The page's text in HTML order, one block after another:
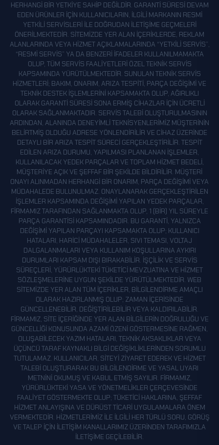
HERHANGI BIR YETKIYE SAHIP DEĞILDIR. GARANTI SÜRESI DEVAM
EDEN ÜRÜNLER IÇIN KULLANICILARIN, ILGILI MARKANIN RESMI
YETKILI SERVISLERI ILE DOĞRUDAN ILETIŞIME GEÇMELERI
ÖNERILMEKTEDIR. SITEMIZDE YER ALAN IÇERIKLERDE, REKLAM
ALANLARINDA VEYA HIZMET AÇIKLAMALARINDA “YETKILI SERVIS”,
“RESMI SERVIS” YA DA BENZERI IFADELER KULLANILMAMAKTA
OLUP, TÜM SERVIS FAALIYETLERI ÖZEL TEKNIK SERVIS
KAPSAMINDA YÜRÜTÜLMEKTEDIR. SUNULAN TEKNIK SERVIS
HIZMETLERI; BAKIM, ONARIM, ARIZA TESPITI, PARÇA DEĞIŞIMI VE
TEKNIK DESTEK IŞLEMLERINI KAPSAMAKTA OLUP, AĞIRLIKLI
OLARAK GARANTI SÜRESI SONA ERMIŞ CIHAZLAR IÇIN ÜCRETLI
OLARAK SAĞLANMAKTADIR. SERVIS TALEBI OLUŞTURULMASININ
ARDINDAN, ALANINDA DENEYIMLI TEKNISYENLERIMIZ MÜŞTERININ
BELIRTMIŞ OLDUĞU ADRESE YÖNLENDIRILIR VE CIHAZ ÜZERINDE
DETAYLI BIR ARIZA TESPIT SÜRECI GERÇEKLEŞTIRILIR. TESPIT
EDILEN ARIZA DURUMU, YAPILMASI PLANLANAN IŞLEMLER,
KULLANILACAK YEDEK PARÇALAR VE TOPLAM HIZMET BEDELI,
MÜŞTERIYE AÇIK VE ŞEFFAF BIR ŞEKILDE BILDIRILIR. MÜŞTERI
ONAYI ALINMADAN HERHANGI BIR ONARIM, PARÇA DEĞIŞIMI VEYA
MÜDAHALEDE BULUNULMAZ. ONAYLANARAK GERÇEKLEŞTIRILEN
IŞLEMLER KAPSAMINDA DEĞIŞIMI YAPILAN YEDEK PARÇALAR,
FIRMAMIZ TARAFINDAN SAĞLANMAKTA OLUP, 1 (BIR) YIL SÜREYLE
PARÇA GARANTISI KAPSAMINDADIR. BU GARANTI, YALNIZCA
DEĞIŞIMI YAPILAN PARÇAYI KAPSAMAKTA OLUP; KULLANICI
HATALARI, HARICI MÜDAHALELER, SIVI TEMASI, VOLTAJ
DALGALANMALARI VEYA KULLANIM KOŞULLARINA AYKIRI
DURUMLARI KAPSAM DIŞI BIRAKABILIR. İŞÇILIK VE SERVIS
SÜREÇLERI, YÜRÜRLÜKTEKI TÜKETICI MEVZUATINA VE HIZMET
SÖZLEŞMELERINE UYGUN ŞEKILDE YÜRÜTÜLMEKTEDIR. WEB
SITEMIZDE YER ALAN TÜM IÇERIKLER, BILGILENDIRME AMAÇLI
OLARAK HAZIRLANMIŞ OLUP; ZAMAN IÇERISINDE
GÜNCELLENEBILIR, DEĞIŞTIRILEBILIR VEYA KALDIRILABILIR.
FIRMAMIZ, SITE IÇERIĞINDE YER ALAN BILGILERIN DOĞRULUĞU VE
GÜNCELLIĞI KONUSUNDA AZAMI ÖZENI GÖSTERMESINE RAĞMEN,
OLUŞABILECEK YAZIM HATALARI, TEKNIK AKSAKLIKLAR VEYA
ÜÇÜNCÜ TARAF KAYNAKLI BILGI DEĞIŞIKLIKLERINDEN SORUMLU
TUTULAMAZ. KULLANICILAR, SITEYI ZIYARET EDEREK VE HIZMET
TALEBI OLUŞTURARAK BU BILGILENDIRME VE YASAL UYARI
METNINI OKUMUŞ VE KABUL ETMIŞ SAYILIR. FIRMAMIZ,
YÜRÜRLÜKTEKI YASA VE YÖNETMELIKLER ÇERÇEVESINDE
FAALIYET GÖSTERMEKTE OLUP; TÜKETICI HAKLARINA, ŞEFFAF
HIZMET ANLAYIŞINA VE DÜRÜST TICARI UYGULAMALARA ÖNEM
VERMEKTEDIR. HIZMETLERIMIZ ILE ILGILI HER TÜRLÜ SORU, GÖRÜŞ
VE TALEP IÇIN ILETIŞIM KANALLARIMIZ ÜZERINDEN TARAFIMIZLA
ILETIŞIME GEÇILEBILIR.